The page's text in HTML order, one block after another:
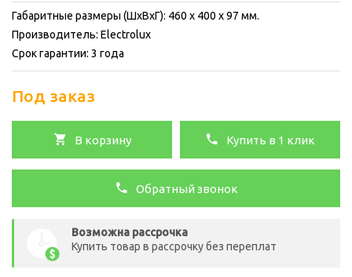
Габаритные размеры (ШхВхГ): 460 x 400 x 97 мм.
Производитель: Electrolux
Срок гарантии: 3 года
Под заказ
В корзину Купить в 1 клик
Обратный звонок
Возможна рассрочка
Купить товар в рассрочку без переплат